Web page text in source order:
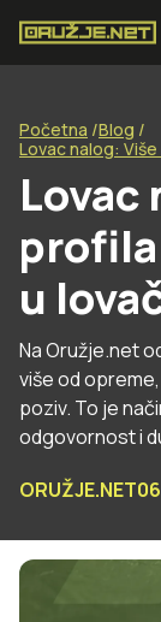
Početna Blog
Lovac nalog:
Lovac
u
Na Oružje.net
više od
poziv. To je
odgovornost i
ORUŽJE.NET